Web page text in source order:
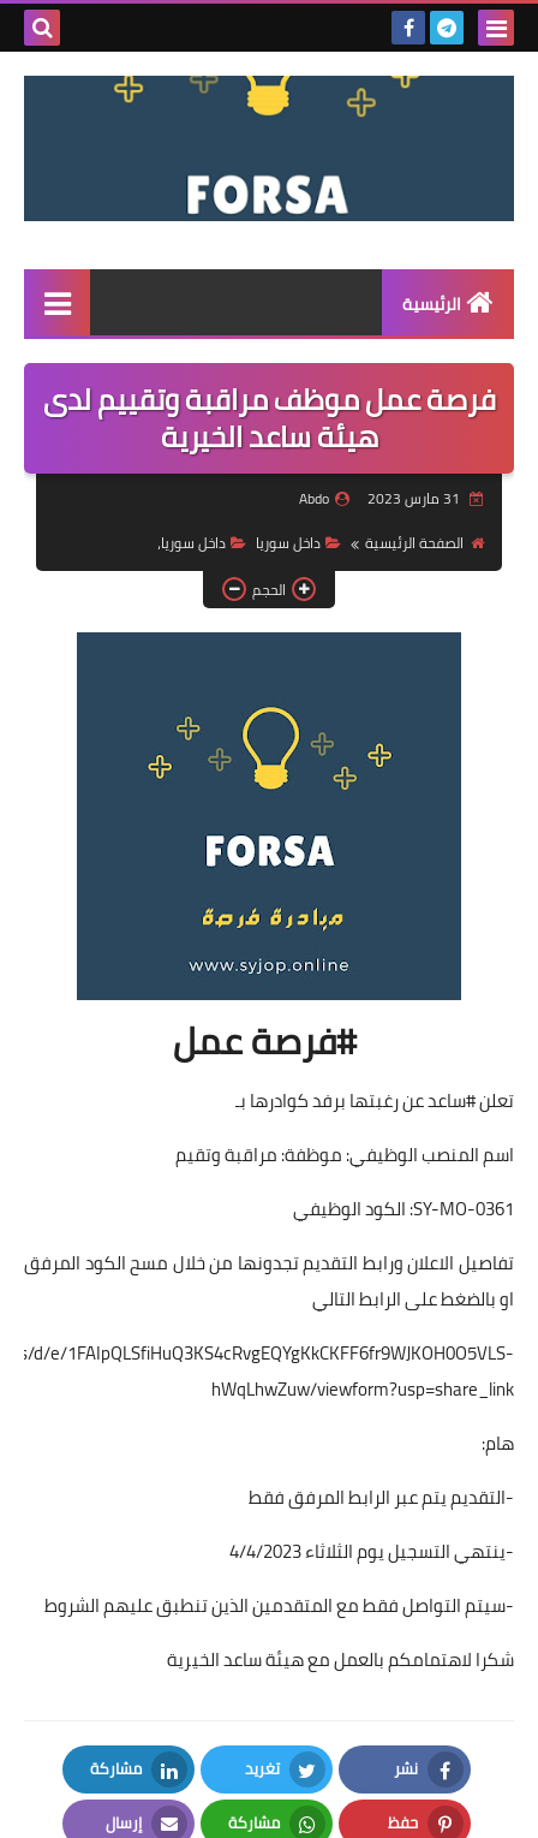
بحث
الرئيسية
القائمة
مناقصات
فرص عمل داخل سوريا
فرص عمل في العراق
فرص عمل في اليمن
دورات تدريبية
فرصة عمل موظف مراقبة وتقييم لدى
هيئة ساعد الخيرية
Abdo
الصفحة الرئيسية
داخل سوريا
داخل سوريا،
الحجم
#فرصة عمل
تعلن #ساعد عن رغبتها برفد كوادرها بـ
اسم المنصب الوظيفي: موظفة: مراقبة وتقيم
SY-MO-0361: الكود الوظيفي
تفاصيل الاعلان ورابط التقديم تجدونها من خلال مسح الكود المرفق
او بالضغط على الرابط التالي
d/e/1FAIpQLSfiHuQ3KS4cRvgEQYgKkCKFF6fr9WJKOH0O5VLS-
hWqLhwZuw/viewform?usp=share_link
هام:
-التقديم يتم عبر الرابط المرفق فقط
-ينتهي التسجيل يوم الثلاثاء 4/4/2023
-سيتم التواصل فقط مع المتقدمين الذين تنطبق عليهم الشروط
شكرا لاهتمامكم بالعمل مع هيئة ساعد الخيرية
نشر
Facebook
تغريد
Twitter
مشاركة
LinkedIn
حفظ مشاركة إرسال